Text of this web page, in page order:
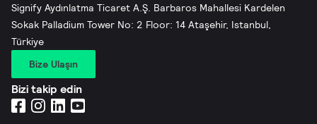
Signify Aydınlatma Ticaret A.Ş. Barbaros Mahallesi Kardelen
Sokak Palladium Tower No: 2 Floor: 14 Ataşehir, Istanbul,
Türkiye
Bize Ulaşın
Bizi takip edin